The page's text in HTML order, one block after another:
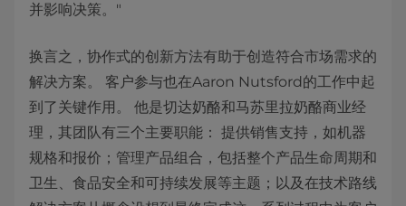
并影响决策。"
换言之，协作式的创新方法有助于创造符合市场需求的
解决方案。 客户参与也在Aaron Nutsford的工作中起
到了关键作用。 他是切达奶酪和马苏里拉奶酪商业经
理，其团队有三个主要职能： 提供销售支持，如机器
规格和报价；管理产品组合，包括整个产品生命周期和
卫生、食品安全和可持续发展等主题；以及在技术路线